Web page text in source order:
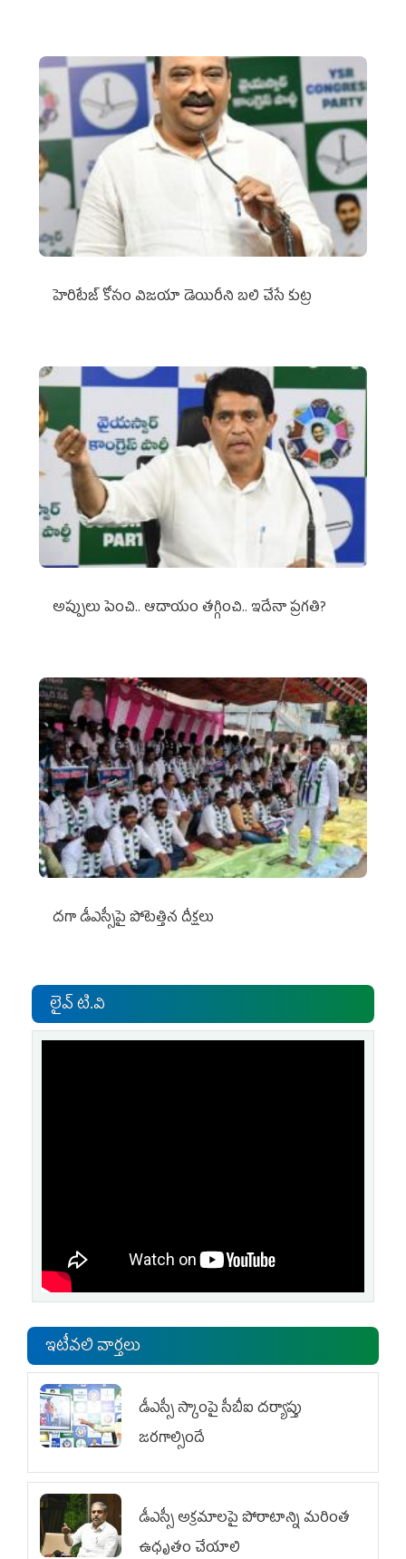
హెరిటేజ్ కోసం విజయా డెయిరీని బలి చేసే కుట్ర‌
అప్పులు పెంచి.. ఆదాయం తగ్గించి.. ఇదేనా ప్రగతి?
దగా డీఎస్సీపై పోటెత్తిన దీక్షలు
లైవ్ టి.వి
ఇటీవలి వార్తలు
డీఎస్సీ స్కాంపై సీబీఐ దర్యాప్తు
జరగాల్సిందే
డీఎస్సీ అక్రమాలపై పోరాటాన్ని మరింత
ఉధృతం చేయాలి